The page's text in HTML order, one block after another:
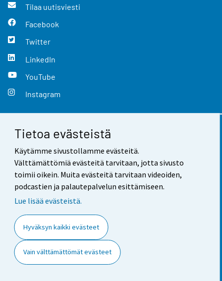
Tietoa evästeistä
Käytämme sivustollamme evästeitä.
Välttämättömiä evästeitä tarvitaan, jotta sivusto
toimii oikein. Muita evästeitä tarvitaan videoiden,
podcastien ja palautepalvelun esittämiseen.
Lue lisää evästeistä.
Hyväksyn kaikki evästeet
Vain välttämättömät evästeet
Tilaa uutisviesti
Facebook
Twitter
LinkedIn
YouTube
Instagram
Yhteystiedot
Palaute
Käyttöehdot
Saavutettavuus
Tietoa sivustosta
Evästeasetukset